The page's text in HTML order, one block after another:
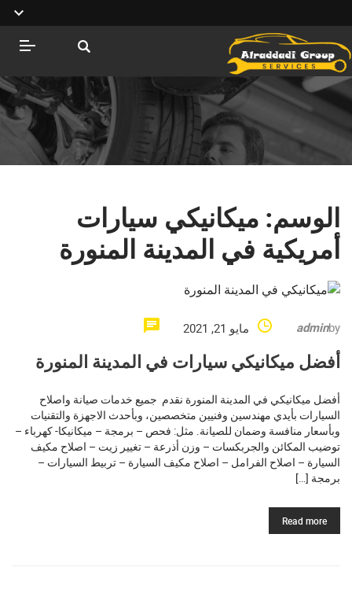
الوسم: ميكانيكي سيارات
أمريكية في المدينة المنورة
by
admin مايو 21, 2021
أفضل ميكانيكي سيارات في المدينة المنورة
أفضل ميكانيكي في المدينة المنورة نقدم جميع خدمات صيانة واصلاح
السيارات بأيدي مهندسين وفنيين متخصصين، وبأحدث الاجهزة والتقنيات
وبأسعار منافسة وضمان للصيانة. مثل: فحص – برمجة – ميكانيكا- كهرباء –
توضيب المكائن والجربكسات – وزن أذرعة – تغيير زيت – اصلاح مكيف
السيارة – اصلاح الفرامل – اصلاح مكيف السيارة – تربيط السيارات –
برمجة […]
Read more